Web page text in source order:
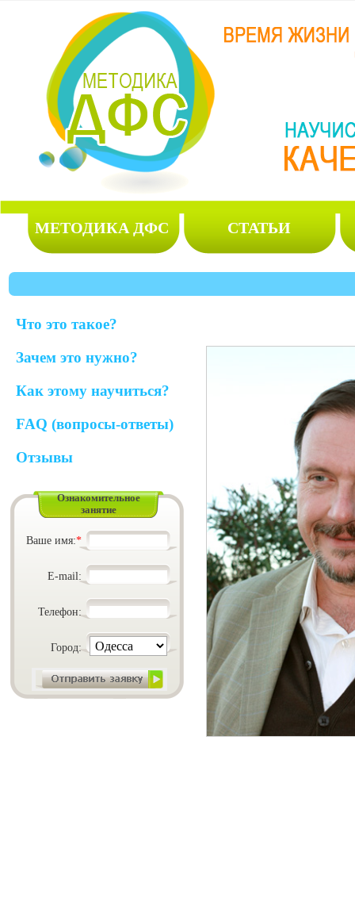
МЕТОДИКА ДФС СТАТЬИ
Что это такое?
Зачем это нужно?
Как этому научиться?
FAQ (вопросы-ответы)
Отзывы
Ознакомительное
занятие
Ваше имя:*
E-mail:
Телефон:
Город: